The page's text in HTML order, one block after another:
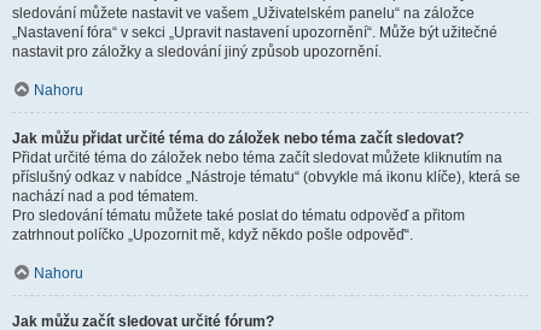
sledování můžete nastavit ve vašem „Uživatelském panelu“ na záložce
„Nastavení fóra“ v sekci „Upravit nastavení upozornění“. Může být užitečné
nastavit pro záložky a sledování jiný způsob upozornění.
Nahoru
Jak můžu přidat určité téma do záložek nebo téma začít sledovat?
Přidat určité téma do záložek nebo téma začít sledovat můžete kliknutím na
příslušný odkaz v nabídce „Nástroje tématu“ (obvykle má ikonu klíče), která se
nachází nad a pod tématem.
Pro sledování tématu můžete také poslat do tématu odpověď a přitom
zatrhnout políčko „Upozornit mě, když někdo pošle odpověď“.
Nahoru
Jak můžu začít sledovat určité fórum?